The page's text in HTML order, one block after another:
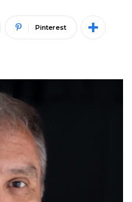
Pinterest